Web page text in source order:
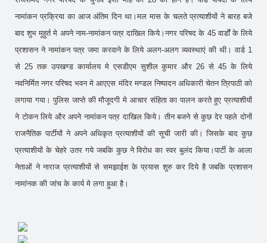
नामांकन प्रक्रिया का आज अंतिम दिन था।मल मास के चलते प्रत्याशीयों ने बारह बजे
बाद शुभ मूहुर्त मे अपने नाम-नामांकन पत्र दाखिल किये।नगर परिषद के 45 वार्डों के लिये
प्रशासन ने नामांकन पत्र जमा करवाने के लिये अलग-अलग व्यवस्थाएं की थी। वार्ड 1
से 25 तक उपखण्ड कार्यालय मे एसडीएम सुशील कुमार और 26 से 45 के लिये
नवनिर्मित नगर परिषद भवन मे आएएस मंदिर मण्डल निष्पादन अधिकारी चेतन त्रिपाठी को
लगाया गया। पुलिस जाप्ते की मौजूदगी मे आचार संहिता का पालन करते हुए प्रत्याशीयों
ने टोकन लिये और अपने नामांकन पत्र दाखिल किये। तीन बजने से कुछ देर पहले दोनों
राजनैतिक पार्टीयों ने अपने अधिकृत प्रत्याशीयों की सूची जारी की। जिसके बाद कुछ
प्रत्याशीयों के चेहरे उतर गये जबकि कुछ ने विरोध का स्वर बुलंद किया।पार्टी के आला
नेताओं ने नाराज प्रत्याशीयों से समझाईश के प्रयास शुरु कर दिये है जबकि प्रशासन
नामांनक की जांच के कार्य मे लगा हुआ है।